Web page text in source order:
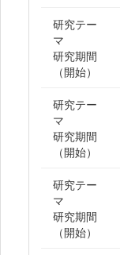
研究テー
マ
研究期間
（開始）
研究テー
マ
研究期間
（開始）
研究テー
マ
研究期間
（開始）